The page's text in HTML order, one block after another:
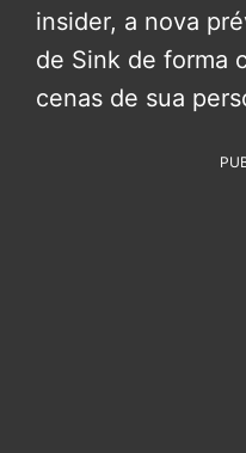
insider, a nova
de Sink de forma
cenas de sua